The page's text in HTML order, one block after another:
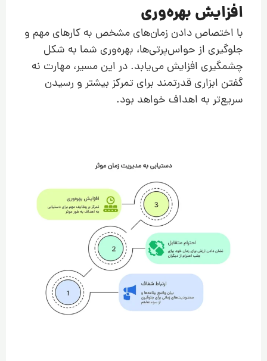
افزایش بهره‌وری
با اختصاص دادن زمان‌های مشخص به کارهای مهم و
جلوگیری از حواس‌پرتی‌ها، بهره‌وری شما به شکل
چشمگیری افزایش می‌یابد. در این مسیر، مهارت نه
گفتن ابزاری قدرتمند برای تمرکز بیشتر و رسیدن
سریع‌تر به اهداف خواهد بود.